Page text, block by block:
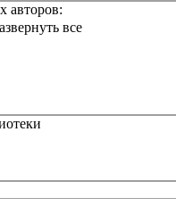
авторов:
все